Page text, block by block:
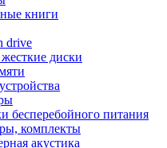
книги
drive
диски
бесперебойного питания
комплекты
акустика